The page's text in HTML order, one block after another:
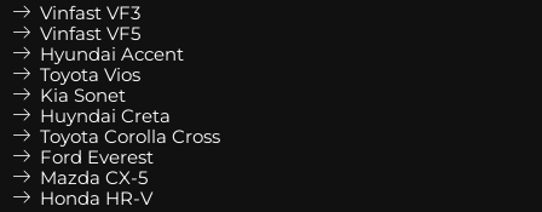
Vinfast VF3
Vinfast VF5
Hyundai Accent
Toyota Vios
Kia Sonet
Huyndai Creta
Toyota Corolla Cross
Ford Everest
Mazda CX-5
Honda HR-V